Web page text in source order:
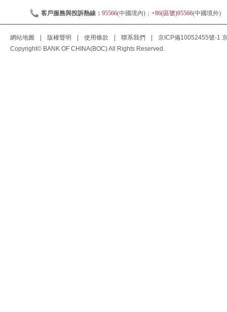
客戶服務與投訴熱線： 95566(中國境內)； +86(區號)95566(中國境外)
網站地圖 版權聲明 使用條款 聯系我們 京ICP備10052455號-1
Copyright© BANK OF CHINA(BOC) All Rights Reserved.